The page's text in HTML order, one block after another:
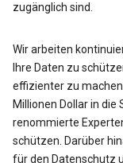
zugänglich sind.
Wir arbeiten
Ihre Daten zu
effizienter zu
Millionen Dollar in
renommierte
schützen. Darüber
für den Datenschutz